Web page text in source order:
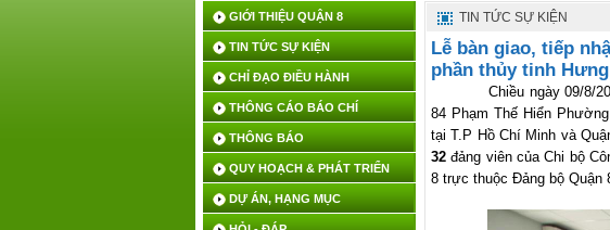
GIỚI THIỆU QUẬN 8
TIN TỨC SỰ KIỆN
CHỈ ĐẠO ĐIỀU HÀNH
THÔNG CÁO BÁO CHÍ
THÔNG BÁO
QUY HOẠCH & PHÁT TRIỂN
DỰ ÁN, HẠNG MỤC
TIN TỨC SỰ KIỆN
Lễ bàn giao, tiếp
phần thủy tinh
Chiều ngày 09/8/2013,
84 Phạm Thế Hiển
tại T.P Hồ Chí Minh và
32 đảng viên của Chi bộ
8 trực thuộc Đảng bộ Quận